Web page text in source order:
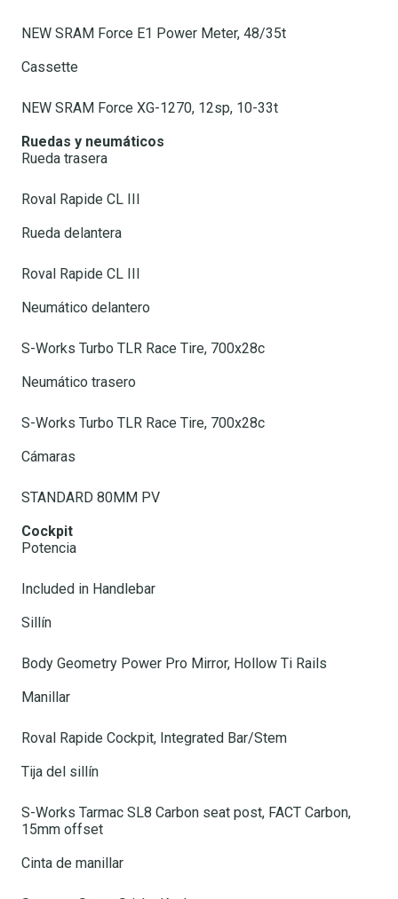
NEW SRAM Force E1 Power Meter, 48/35t
Cassette
NEW SRAM Force XG-1270, 12sp, 10-33t
Ruedas y neumáticos
Rueda trasera
Roval Rapide CL III
Rueda delantera
Roval Rapide CL III
Neumático delantero
S-Works Turbo TLR Race Tire, 700x28c
Neumático trasero
S-Works Turbo TLR Race Tire, 700x28c
Cámaras
STANDARD 80MM PV
Cockpit
Potencia
Included in Handlebar
Sillín
Body Geometry Power Pro Mirror, Hollow Ti Rails
Manillar
Roval Rapide Cockpit, Integrated Bar/Stem
Tija del sillín
S-Works Tarmac SL8 Carbon seat post, FACT Carbon,
15mm offset
Cinta de manillar